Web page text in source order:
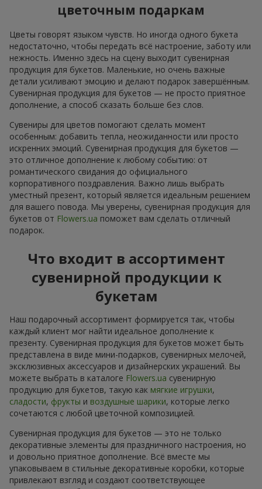
цветочным подаркам
Цветы говорят языком чувств. Но иногда одного букета
недостаточно, чтобы передать всё настроение, заботу или
нежность. Именно здесь на сцену выходит сувенирная
продукция для букетов. Маленькие, но очень важные
детали усиливают эмоцию и делают подарок завершённым.
Сувенирная продукция для букетов — не просто приятное
дополнение, а способ сказать больше без слов.
Сувениры для цветов помогают сделать момент
особенным: добавить тепла, неожиданности или просто
искренних эмоций. Сувенирная продукция для букетов —
это отличное дополнение к любому событию: от
романтического свидания до официального
корпоративного поздравления. Важно лишь выбрать
уместный презент, который является идеальным решением
для вашего повода. Мы уверены, сувенирная продукция для
букетов от Flowers.ua поможет вам сделать отличный
подарок.
Что входит в ассортимент
сувенирной продукции к
букетам
Наш подарочный ассортимент формируется так, чтобы
каждый клиент мог найти идеальное дополнение к
презенту. Сувенирная продукция для букетов может быть
представлена в виде мини-подарков, сувенирных мелочей,
эксклюзивных аксессуаров и дизайнерских украшений. Вы
можете выбрать в каталоге Flowers.ua сувенирную
продукцию для букетов, такую как мягкие игрушки,
сладости, фрукты и воздушные шарики, которые легко
сочетаются с любой цветочной композицией.
Сувенирная продукция для букетов — это не только
декоративные элементы для праздничного настроения, но
и довольно приятное дополнение. Всё вместе мы
упаковываем в стильные декоративные коробки, которые
привлекают взгляд и создают соответствующее